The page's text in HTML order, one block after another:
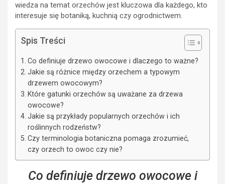
wiedza na temat orzechów jest kluczowa dla każdego, kto
interesuje się botaniką, kuchnią czy ogrodnictwem.
Spis Treści
Co definiuje drzewo owocowe i dlaczego to ważne?
Jakie są różnice między orzechem a typowym
drzewem owocowym?
Które gatunki orzechów są uważane za drzewa
owocowe?
Jakie są przykłady popularnych orzechów i ich
roślinnych rodzeństw?
Czy terminologia botaniczna pomaga zrozumieć,
czy orzech to owoc czy nie?
Co definiuje drzewo owocowe i